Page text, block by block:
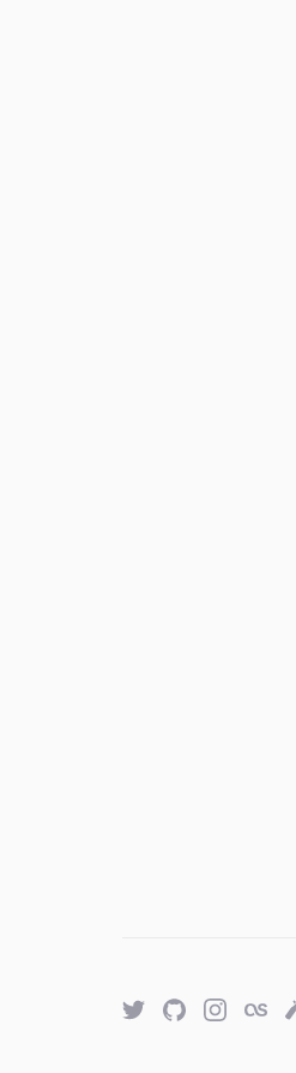
TwitterGitHubTwitter